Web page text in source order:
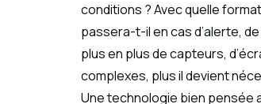
conditions ? Avec quelle
passera-t-il en cas d’alerte,
plus en plus de capteurs,
complexes, plus il devient
Une technologie bien pensée